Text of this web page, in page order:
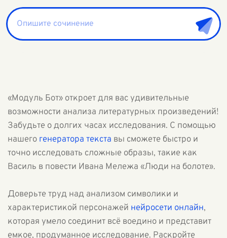
«Модуль Бот» откроет для вас удивительные
возможности анализа литературных произведений!
Забудьте о долгих часах исследования. С помощью
нашего генератора текста вы сможете быстро и
точно исследовать сложные образы, такие как
Василь в повести Ивана Мележа «Люди на болоте».
Доверьте труд над анализом символики и
характеристикой персонажей нейросети онлайн,
которая умело соединит всё воедино и представит
емкое, продуманное исследование. Раскройте